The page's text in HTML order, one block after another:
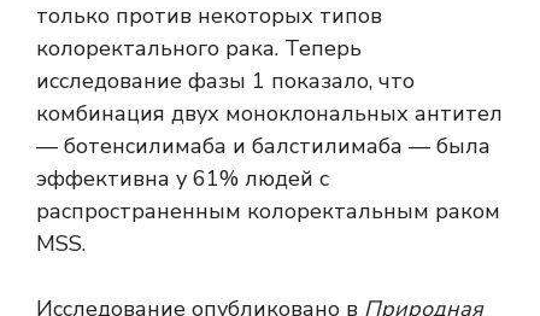
только против некоторых типов
колоректального рака. Теперь
исследование фазы 1 показало, что
комбинация двух моноклональных антител
— ботенсилимаба и балстилимаба — была
эффективна у 61% людей с
распространенным колоректальным раком
MSS.
Исследование опубликовано в Природная